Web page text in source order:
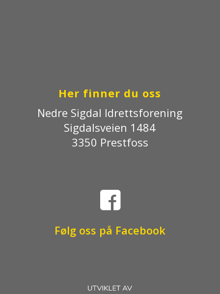
Her finner du oss
Nedre Sigdal Idrettsforening
Sigdalsveien 1484
3350 Prestfoss

Følg oss på Facebook